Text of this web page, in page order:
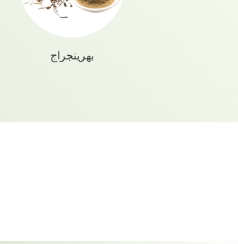
بهرينجراج